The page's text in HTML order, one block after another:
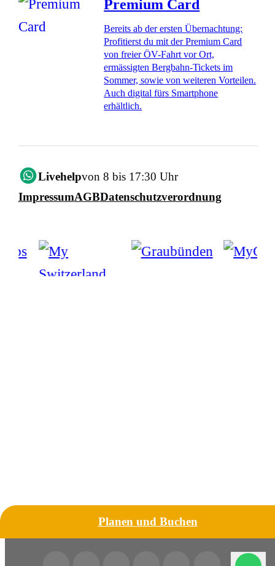
Premium Card
Bereits ab der ersten Übernachtung:
Profitierst du mit der Premium Card
von freier ÖV-Fahrt vor Ort,
ermässigten Bergbahn-Tickets im
Sommer, sowie von weiteren Vorteilen.
Auch digital fürs Smartphone
erhältlich.
Livehelpvon 8 bis 17:30 Uhr
ImpressumAGBDatenschutzverordnung
Planen und Buchen